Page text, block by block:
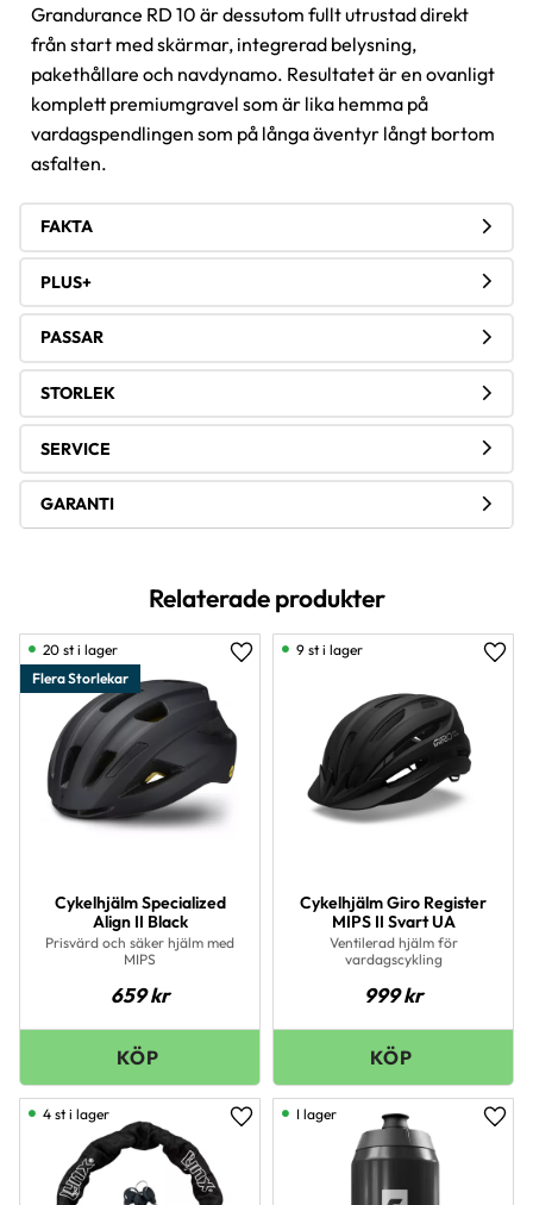
Grandurance RD 10 är dessutom fullt utrustad direkt
från start med skärmar, integrerad belysning,
pakethållare och navdynamo. Resultatet är en ovanligt
komplett premiumgravel som är lika hemma på
vardagspendlingen som på långa äventyr långt bortom
asfalten.
FAKTA
PLUS+
PASSAR
STORLEK
SERVICE
GARANTI
Relaterade produkter
Cykelhjälm Specialized
Align II Black
Prisvärd och säker hjälm med
MIPS
659kr
Flera Storlekar
Lägg till i favoriter
20 st i lager
Cykelhjälm Giro Register
MIPS II Svart UA
Ventilerad hjälm för
vardagscykling
999kr
9 st i lager
Lägg till i favoriter
4 st i lager I lager